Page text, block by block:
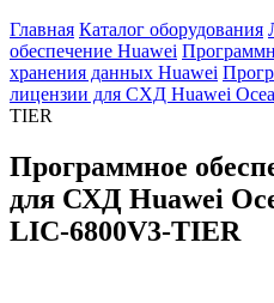
Главная Каталог оборудования
обеспечение Huawei
хранения данных Huawei
лицензии для СХД Huawei
TIER
Программное
для СХД Huawei
LIC-6800V3-TIER